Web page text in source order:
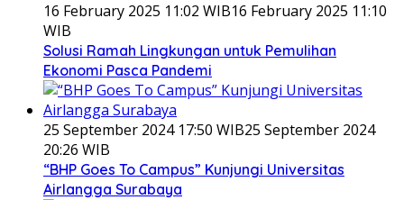
16 February 2025 11:02 WIB16 February 2025 11:10
WIB
Solusi Ramah Lingkungan untuk Pemulihan
Ekonomi Pasca Pandemi
25 September 2024 17:50 WIB25 September 2024
20:26 WIB
“BHP Goes To Campus” Kunjungi Universitas
Airlangga Surabaya